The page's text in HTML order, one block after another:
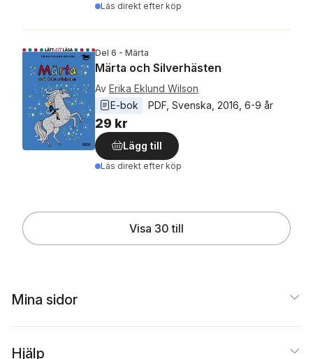
Läs direkt efter köp
Del 6 - Märta
Märta och Silverhästen
Av Erika Eklund Wilson
E-bok
PDF Svenska 2016 6-9 år
29 kr
Lägg till
Läs direkt efter köp
Visa 30 till
Mina sidor
Hjälp